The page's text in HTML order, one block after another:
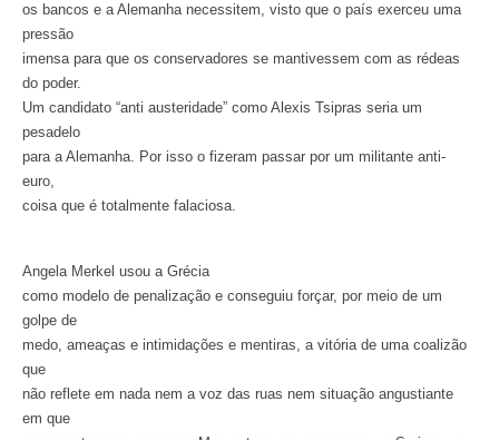
os bancos e a Alemanha necessitem, visto que o país exerceu uma
pressão
imensa para que os conservadores se mantivessem com as rédeas
do poder.
Um candidato “anti austeridade” como Alexis Tsipras seria um
pesadelo
para a Alemanha. Por isso o fizeram passar por um militante anti-
euro,
coisa que é totalmente falaciosa.
Angela Merkel usou a Grécia
como modelo de penalização e conseguiu forçar, por meio de um
golpe de
medo, ameaças e intimidações e mentiras, a vitória de uma coalizão
que
não reflete em nada nem a voz das ruas nem situação angustiante
em que